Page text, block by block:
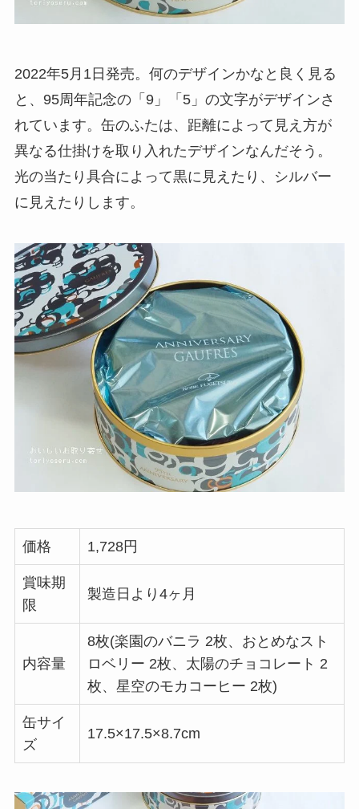
2022年5月1日発売。何のデザインかなと良く見る
と、95周年記念の「9」「5」の文字がデザインさ
れています。缶のふたは、距離によって見え方が
異なる仕掛けを取り入れたデザインなんだそう。
光の当たり具合によって黒に見えたり、シルバー
に見えたりします。
価格 1,728円
賞味期
限
製造日より4ヶ月
内容量
8枚(楽園のバニラ 2枚、おとめなスト
ロベリー 2枚、太陽のチョコレート 2
枚、星空のモカコーヒー 2枚)
缶サイ
ズ
17.5×17.5×8.7cm